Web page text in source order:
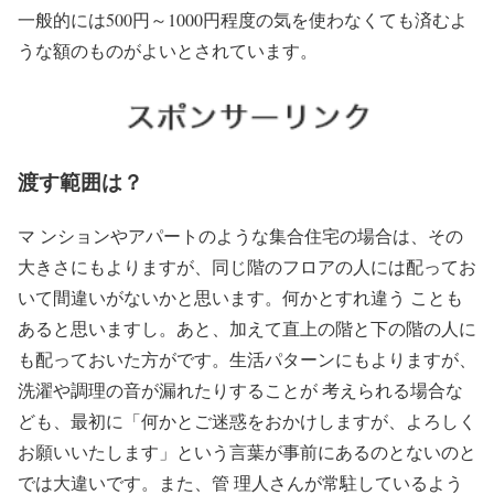
一般的には500円～1000円程度の気を使わなくても済むよ
うな額のものがよいとされています。
渡す範囲は？
マ ンションやアパートのような集合住宅の場合は、その
大きさにもよりますが、同じ階のフロアの人には配ってお
いて間違いがないかと思います。何かとすれ違う ことも
あると思いますし。あと、加えて直上の階と下の階の人に
も配っておいた方がです。生活パターンにもよりますが、
洗濯や調理の音が漏れたりすることが 考えられる場合な
ども、最初に「何かとご迷惑をおかけしますが、よろしく
お願いいたします」という言葉が事前にあるのとないのと
では大違いです。また、管 理人さんが常駐しているよう